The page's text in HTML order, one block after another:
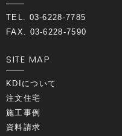
TEL. 03-6228-7785
FAX. 03-6228-7590
SITE MAP
KDIについて
注文住宅
施工事例
資料請求